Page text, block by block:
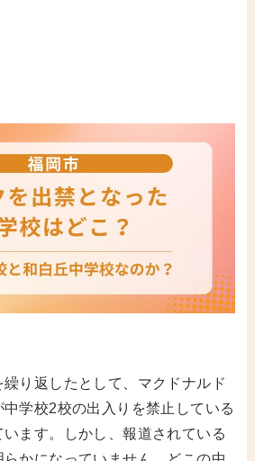
り返したとして、マクドナルド
学校2校の出入りを禁止している
ます。しかし、報道されている